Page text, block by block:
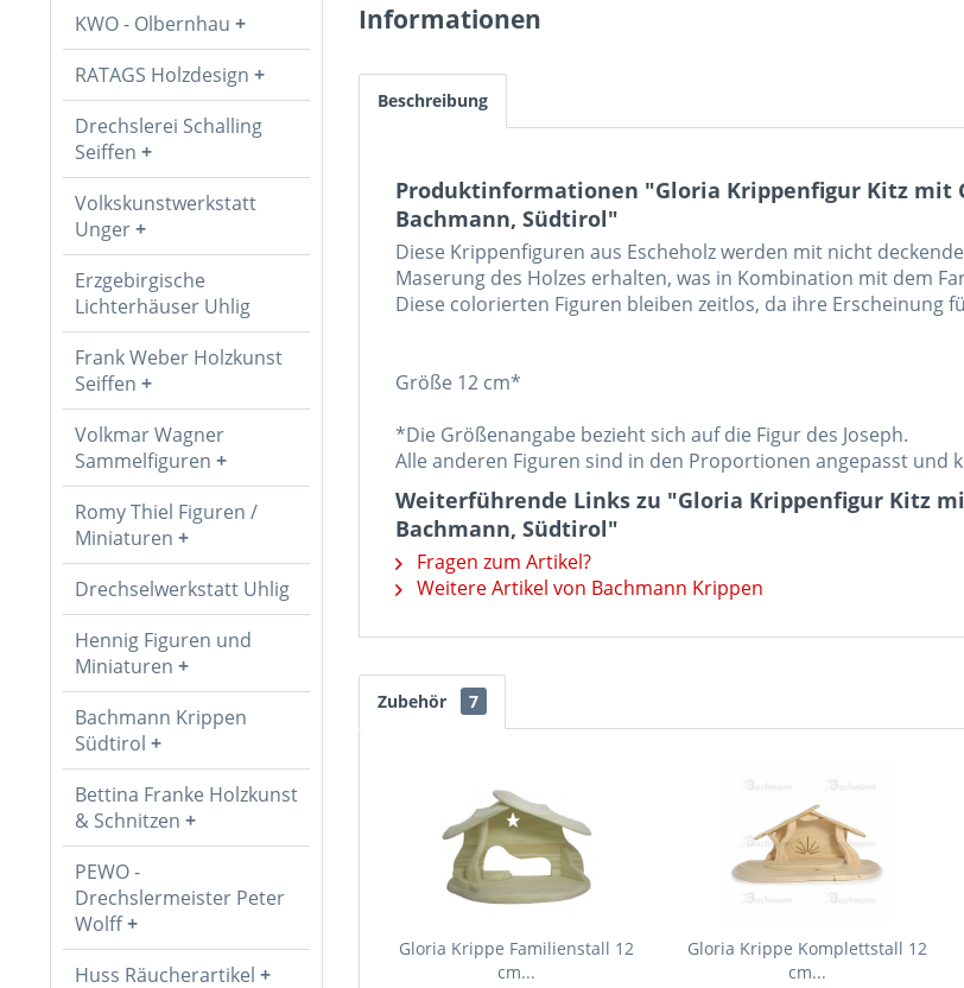
KWO - Olbernhau
RATAGS Holzdesign
Drechslerei Schalling
Seiffen
Volkskunstwerkstatt
Unger
Erzgebirgische
Lichterhäuser Uhlig
Frank Weber Holzkunst
Seiffen
Volkmar Wagner
Sammelfiguren
Romy Thiel Figuren /
Miniaturen
Drechselwerkstatt Uhlig
Hennig Figuren und
Miniaturen
Bachmann Krippen
Südtirol
Bettina Franke Holzkunst
& Schnitzen
PEWO -
Drechslermeister Peter
Wolff
Huss Räucherartikel
Informationen
Beschreibung
Produktinformationen "Gloria Krippenfigur Kitz mit
Bachmann, Südtirol"
Diese Krippenfiguren aus Escheholz werden mit nicht
Maserung des Holzes erhalten, was in Kombination mit dem
Diese colorierten Figuren bleiben zeitlos, da ihre Erscheinung
Größe 12 cm*
*Die Größenangabe bezieht sich auf die Figur des Joseph.
Alle anderen Figuren sind in den Proportionen angepasst und
Weiterführende Links zu "Gloria Krippenfigur Kitz
Bachmann, Südtirol"
Fragen zum Artikel?
Weitere Artikel von Bachmann Krippen
Zubehör 7
Gloria Krippe Familienstall 12
cm...
Gloria Krippe Komplettstall 12
cm...